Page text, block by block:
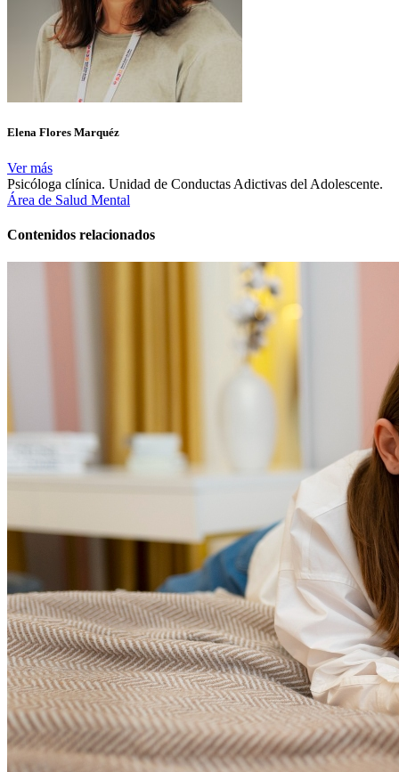
Elena Flores Marquéz
Ver más
Psicóloga clínica. Unidad de Conductas Adictivas del Adolescente.
Área de Salud Mental
Contenidos relacionados